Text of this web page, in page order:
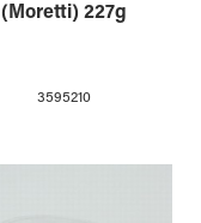
(Moretti) 227g
3595210